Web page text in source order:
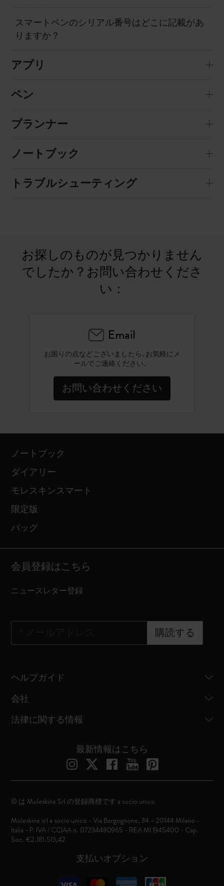
スマートペンのシリアル番号はどこに記載があ
りますか？
アプリ
ペン
プランナー
ノートブック
トラブルシューティング
お探しのものが見つかりません
でしたか？お問い合わせくださ
い：
Email
お困りの点などございましたら､お気軽にメ
ールでご連絡ください。
お問い合わせください
ノートブック
ダイアリー
モレスキンスマート
限定版
バッグ
会員登録はこちら
ニュースレター登録
購読する
ヘルプガイド
会社
法律に関する情報
最新情報はこちら
支払いオプション
© は Moleskine Srl の登録商標です a socio unico
Moleskine srl a socio unico - Via Bergognone, 34 – 20144 Milano -
Italia - P. IVA / CCIAA n. 07234480965 - REA MI 1945400 - Cap.
Soc. €2.181.513,42